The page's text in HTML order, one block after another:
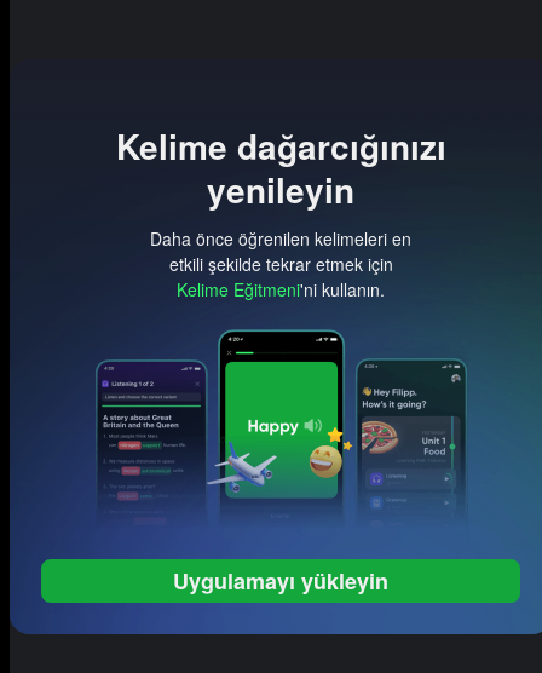
Kelime dağarcığınızı
yenileyin
Daha önce öğrenilen kelimeleri en
etkili şekilde tekrar etmek için
Kelime Eğitmeni'ni kullanın.
Uygulamayı yükleyin